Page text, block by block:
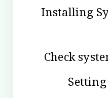
Installing
Check